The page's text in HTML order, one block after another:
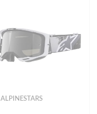
ALPINESTARS